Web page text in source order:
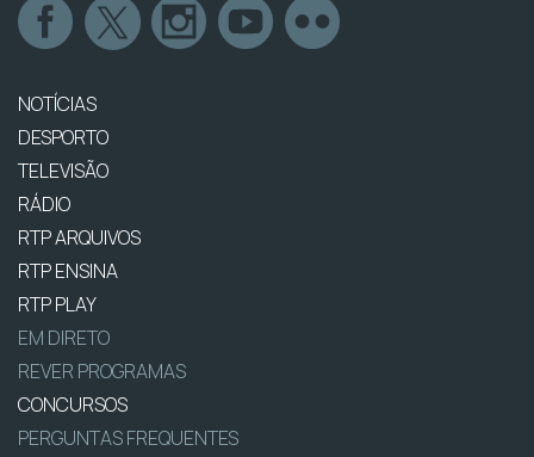
NOTÍCIAS
DESPORTO
TELEVISÃO
RÁDIO
RTP ARQUIVOS
RTP ENSINA
RTP PLAY
EM DIRETO
REVER PROGRAMAS
CONCURSOS
PERGUNTAS FREQUENTES